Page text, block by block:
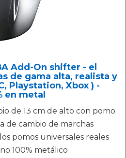
Add-On shifter - el
de gama alta, realista y
Playstation, Xbox ) -
en metal
de 13 cm de alto con pomo
de cambio de marchas
pomos universales reales
100% metálico